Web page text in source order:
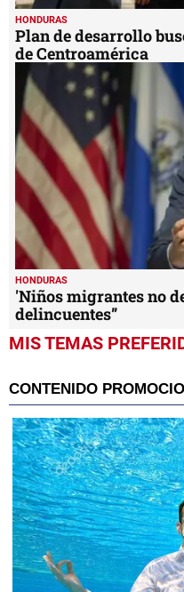
HONDURAS
Plan de desarrollo
de Centroamérica
HONDURAS
'Niños migrantes no
delincuentes”
MIS TEMAS